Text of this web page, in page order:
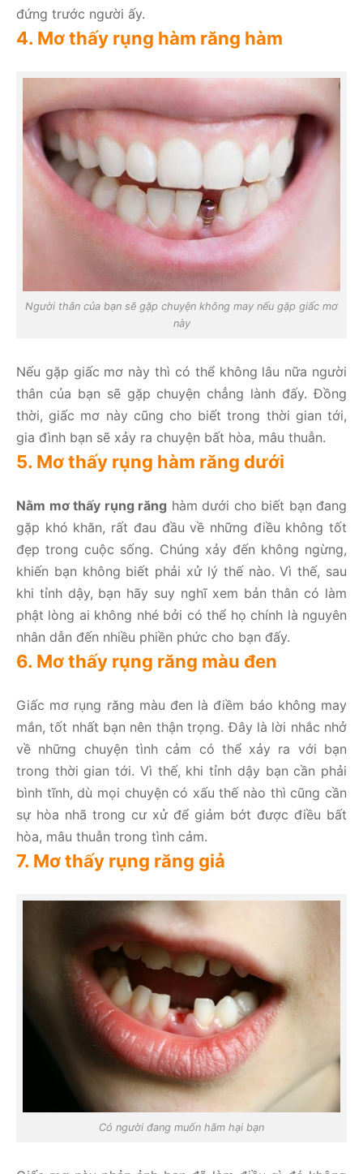
đứng trước người ấy.
4. Mơ thấy rụng hàm răng hàm
Người thân của bạn sẽ gặp chuyện không may nếu gặp giấc mơ
này
Nếu gặp giấc mơ này thì có thể không lâu nữa người
thân của bạn sẽ gặp chuyện chẳng lành đấy. Đồng
thời, giấc mơ này cũng cho biết trong thời gian tới,
gia đình bạn sẽ xảy ra chuyện bất hòa, mâu thuẫn.
5. Mơ thấy rụng hàm răng dưới
Nằm mơ thấy rụng răng hàm dưới cho biết bạn đang
gặp khó khăn, rất đau đầu về những điều không tốt
đẹp trong cuộc sống. Chúng xảy đến không ngừng,
khiến bạn không biết phải xử lý thế nào. Vì thế, sau
khi tỉnh dậy, bạn hãy suy nghĩ xem bản thân có làm
phật lòng ai không nhé bởi có thể họ chính là nguyên
nhân dẫn đến nhiều phiền phức cho bạn đấy.
6. Mơ thấy rụng răng màu đen
Giấc mơ rụng răng màu đen là điềm báo không may
mắn, tốt nhất bạn nên thận trọng. Đây là lời nhắc nhở
về những chuyện tình cảm có thể xảy ra với bạn
trong thời gian tới. Vì thế, khi tỉnh dậy bạn cần phải
bình tĩnh, dù mọi chuyện có xấu thế nào thì cũng cần
sự hòa nhã trong cư xử để giảm bớt được điều bất
hòa, mâu thuẫn trong tình cảm.
7. Mơ thấy rụng răng giả
Có người đang muốn hãm hại bạn